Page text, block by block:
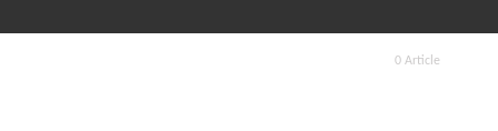
0 Article